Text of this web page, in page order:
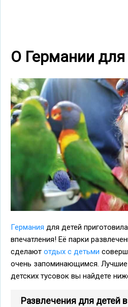
О Германии для
Германия для детей
впечатления! Её парки
сделают отдых с детьми
очень запоминающимся.
детских тусовок вы найдете
Развлечения для детей